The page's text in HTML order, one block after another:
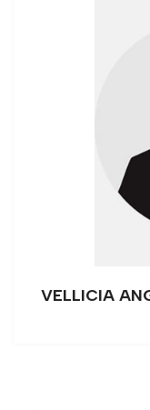
VELLICIA